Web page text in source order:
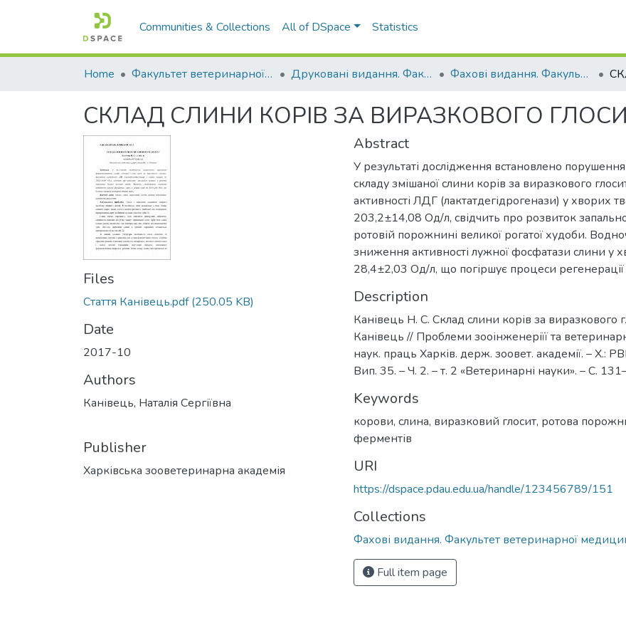
Communities & Collections All of DSpace Statistics
Home Факультет ветеринарної медицини Друковані видання. Факультет ветеринарної медицини Фахові видання. Факультет ветеринарної медицини
СКЛАД СЛИНИ КОРІВ ЗА ВИРАЗКОВОГО
Files
Стаття Канівець.pdf(250.05 KB)
Date
2017-10
Authors
Канівець, Наталія Сергіївна
Publisher
Харківська зооветеринарна академія
Abstract
У результаті дослідження встановлено
складу змішаної слини корів за виразкового
активності ЛДГ (лактатдегідрогенази) у хворих
203,2±14,08 Од/л, свідчить про розвиток
ротовій порожнині великої рогатої худоби.
зниження активності лужної фосфатази слини у
28,4±2,03 Од/л, що погіршує процеси регенерації
Description
Канівець Н. С. Склад слини корів за виразкового
Канівець // Проблеми зооінженеріїї та
наук. праць Харків. держ. зоовет. академії. – Х.:
Вип. 35. – Ч. 2. – т. 2 «Ветеринарні науки». – С.
Keywords
корови, слина, виразковий глосит, ротова
ферментів
URI
https://dspace.pdau.edu.ua/handle/123456789/151
Collections
Фахові видання. Факультет ветеринарної
Full item page